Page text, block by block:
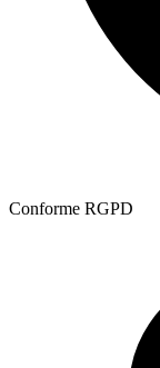
Conforme RGPD